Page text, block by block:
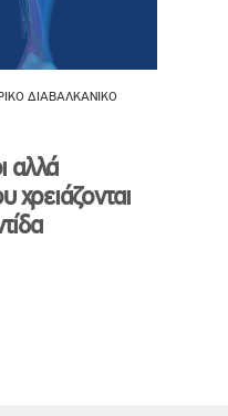
ΔΙΑΒΑΛΚΑΝΙΚΟ
αλλά
χρειάζονται